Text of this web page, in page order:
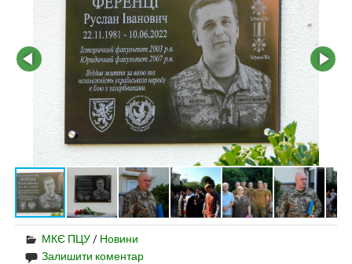
МКЄ ПЦУ/ Новини
Залишити коментар